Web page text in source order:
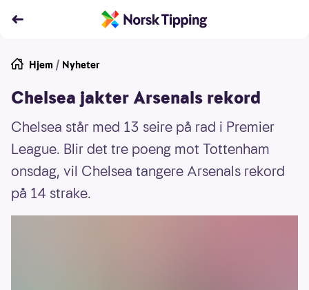
Hjem / Nyheter
Chelsea jakter Arsenals rekord
Chelsea står med 13 seire på rad i Premier
League. Blir det tre poeng mot Tottenham
onsdag, vil Chelsea tangere Arsenals rekord
på 14 strake.